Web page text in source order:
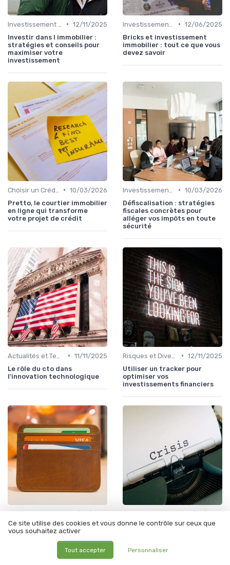
• 12/11/2025
Investir dans l immobilier :
stratégies et conseils pour
maximiser votre
investissement
• 12/06/2025
Bricks et investissement
immobilier : tout ce que vous
devez savoir
• 10/03/2026
Pretto, le courtier immobilier
en ligne qui transforme
votre projet de crédit
• 10/03/2026
Défiscalisation : stratégies
fiscales concrètes pour
alléger vos impôts en toute
sécurité
• 11/11/2025
Le rôle du cto dans
l'innovation technologique
• 12/11/2025
Utiliser un tracker pour
optimiser vos
investissements financiers
•
Miimosa : la plateforme de
financement participatif
pour l’agriculture et
l’alimentation durable
•
Fortuneo banque : tout ce
Ce site utilise des cookies et vous donne le contrôle sur ceux que
vous souhaitez activer
Tout accepter Personnaliser